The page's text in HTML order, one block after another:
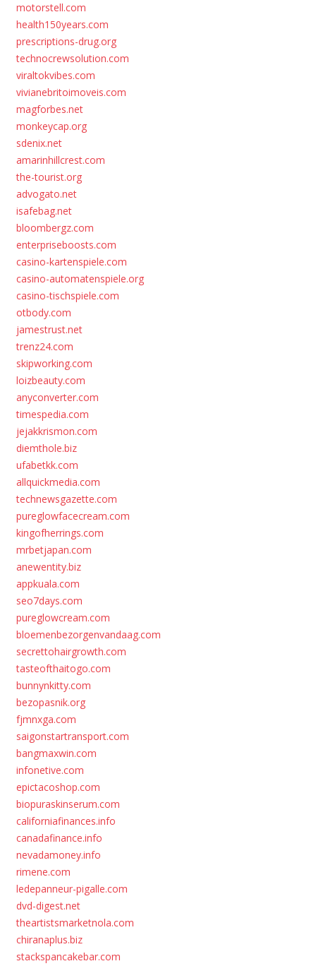
motorstell.com
health150years.com
prescriptions-drug.org
technocrewsolution.com
viraltokvibes.com
vivianebritoimoveis.com
magforbes.net
monkeycap.org
sdenix.net
amarinhillcrest.com
the-tourist.org
advogato.net
isafebag.net
bloombergz.com
enterpriseboosts.com
casino-kartenspiele.com
casino-automatenspiele.org
casino-tischspiele.com
otbody.com
jamestrust.net
trenz24.com
skipworking.com
loizbeauty.com
anyconverter.com
timespedia.com
jejakkrismon.com
diemthole.biz
ufabetkk.com
allquickmedia.com
technewsgazette.com
pureglowfacecream.com
kingofherrings.com
mrbetjapan.com
anewentity.biz
appkuala.com
seo7days.com
pureglowcream.com
bloemenbezorgenvandaag.com
secrettohairgrowth.com
tasteofthaitogo.com
bunnynkitty.com
bezopasnik.org
fjmnxga.com
saigonstartransport.com
bangmaxwin.com
infonetive.com
epictacoshop.com
biopuraskinserum.com
californiafinances.info
canadafinance.info
nevadamoney.info
rimene.com
ledepanneur-pigalle.com
dvd-digest.net
theartistsmarketnola.com
chiranaplus.biz
stackspancakebar.com